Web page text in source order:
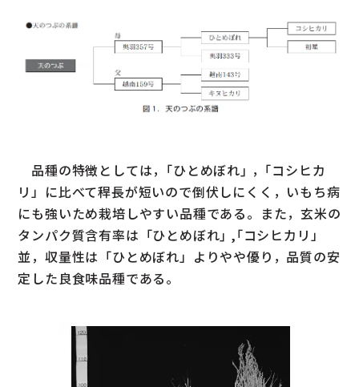
品種の特徴としては，｢ひとめぼれ｣ ，｢コシヒカ
リ」に比べて稈長が短いので倒伏しにくく，いもち病
にも強いため栽培しやすい品種である。また，玄米の
タンパク質含有率は「ひとめぼれ｣ ,｢コシヒカリ」
並，収量性は「ひとめぼれ」よりやや優り，品質の安
定した良食味品種である。